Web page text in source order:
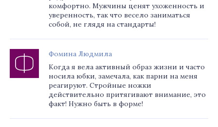
комфортно. Мужчины ценят ухоженность и
уверенность, так что весело заниматься
собой, не глядя на стандарты!
Фомина Людмила
Когда я вела активный образ жизни и часто
носила юбки, замечала, как парни на меня
реагируют. Стройные ножки
действительно притягивают внимание, это
факт! Нужно быть в форме!